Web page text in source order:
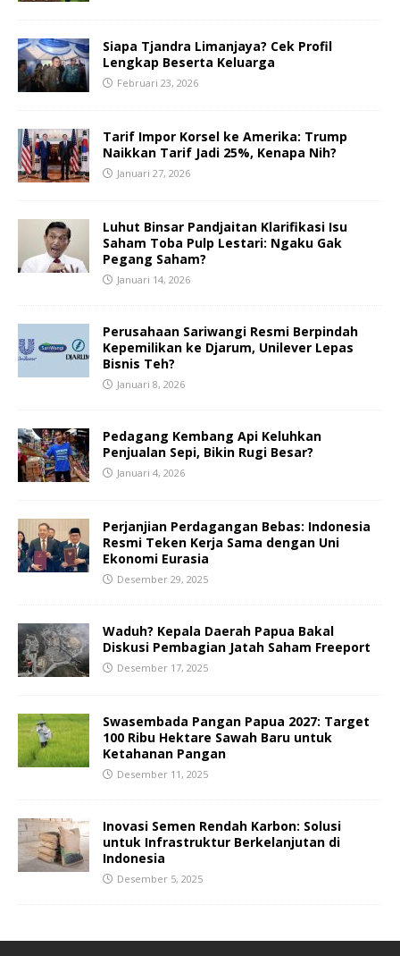
Siapa Tjandra Limanjaya? Cek Profil
Lengkap Beserta Keluarga
Februari 23, 2026
Tarif Impor Korsel ke Amerika: Trump
Naikkan Tarif Jadi 25%, Kenapa Nih?
Januari 27, 2026
Luhut Binsar Pandjaitan Klarifikasi Isu
Saham Toba Pulp Lestari: Ngaku Gak
Pegang Saham?
Januari 14, 2026
Perusahaan Sariwangi Resmi Berpindah
Kepemilikan ke Djarum, Unilever Lepas
Bisnis Teh?
Januari 8, 2026
Pedagang Kembang Api Keluhkan
Penjualan Sepi, Bikin Rugi Besar?
Januari 4, 2026
Perjanjian Perdagangan Bebas: Indonesia
Resmi Teken Kerja Sama dengan Uni
Ekonomi Eurasia
Desember 29, 2025
Waduh? Kepala Daerah Papua Bakal
Diskusi Pembagian Jatah Saham Freeport
Desember 17, 2025
Swasembada Pangan Papua 2027: Target
100 Ribu Hektare Sawah Baru untuk
Ketahanan Pangan
Desember 11, 2025
Inovasi Semen Rendah Karbon: Solusi
untuk Infrastruktur Berkelanjutan di
Indonesia
Desember 5, 2025